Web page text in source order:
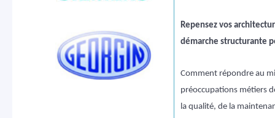
Repensez vos
démarche structurante
Comment répondre au
préoccupations métiers
la qualité, de la